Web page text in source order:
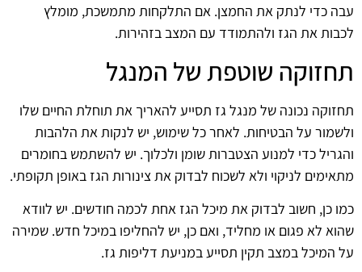
עבה כדי לנתק את החמצן. אם התלקחות מתמשכת, מומלץ
לכבות את הגז ולהתמודד עם המצב בזהירות.
תחזוקה שוטפת של המנגל
תחזוקה נכונה של מנגל גז תסייע להאריך את תוחלת החיים שלו
ולשמור על הבטיחות. לאחר כל שימוש, יש לנקות את הלהבות
והגריל כדי למנוע הצטברות שומן ולכלוך. יש להשתמש בחומרים
מתאימים לניקוי ולא לשכוח לבדוק את צינורות הגז באופן תקופתי.
כמו כן, חשוב לבדוק את מיכל הגז אחת לכמה חודשים. יש לוודא
שהוא לא פגום או מחליד, ואם כן, יש להחליפו במיכל חדש. שמירה
על המיכל במצב תקין תסייע במניעת דליפות גז.